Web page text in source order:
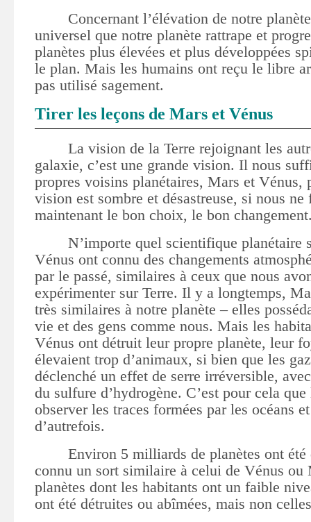
Concernant l’élévation de notre
universel que notre planète rattrape et
planètes plus élevées et plus développées
le plan. Mais les humains ont reçu le libre
pas utilisé sagement.
Tirer les leçons de Mars et Vénus
La vision de la Terre rejoignant les
galaxie, c’est une grande vision. Il nous
propres voisins planétaires, Mars et Vénus,
vision est sombre et désastreuse, si nous ne
maintenant le bon choix, le bon
N’importe quel scientifique planétaire
Vénus ont connu des changements
par le passé, similaires à ceux que nous
expérimenter sur Terre. Il y a longtemps,
très similaires à notre planète – elles
vie et des gens comme nous. Mais les
Vénus ont détruit leur propre planète, leur
élevaient trop d’animaux, si bien que les
déclenché un effet de serre irréversible,
du sulfure d’hydrogène. C’est pour cela que
observer les traces formées par les océans
d’autrefois.
Environ 5 milliards de planètes ont été
connu un sort similaire à celui de Vénus ou
planètes dont les habitants ont un faible
ont été détruites ou abîmées, mais non